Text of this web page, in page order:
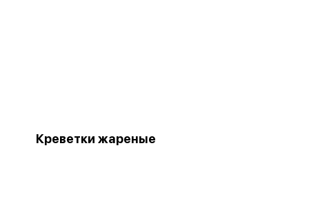
Креветки жареные